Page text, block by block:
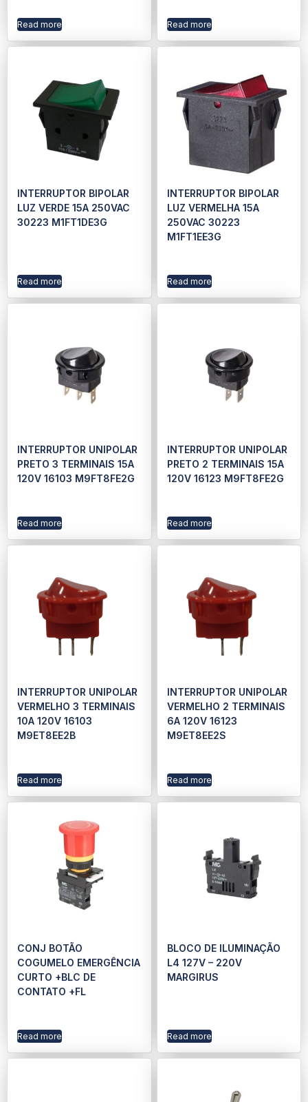
Read more Read more
INTERRUPTOR BIPOLAR
LUZ VERDE 15A 250VAC
30223 M1FT1DE3G
Read more
INTERRUPTOR BIPOLAR
LUZ VERMELHA 15A
250VAC 30223
M1FT1EE3G
Read more
INTERRUPTOR UNIPOLAR
PRETO 3 TERMINAIS 15A
120V 16103 M9FT8FE2G
Read more
INTERRUPTOR UNIPOLAR
PRETO 2 TERMINAIS 15A
120V 16123 M9FT8FE2G
Read more
INTERRUPTOR UNIPOLAR
VERMELHO 3 TERMINAIS
10A 120V 16103
M9ET8EE2B
Read more
INTERRUPTOR UNIPOLAR
VERMELHO 2 TERMINAIS
6A 120V 16123
M9ET8EE2S
Read more
CONJ BOTÃO
COGUMELO EMERGÊNCIA
CURTO +BLC DE
CONTATO +FL
Read more
BLOCO DE ILUMINAÇÃO
L4 127V – 220V
MARGIRUS
Read more